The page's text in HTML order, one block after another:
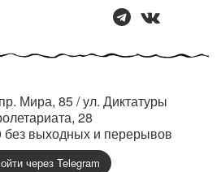
Мира, 85 / ул. Диктатуры
28
без выходных и перерывов
через Telegram